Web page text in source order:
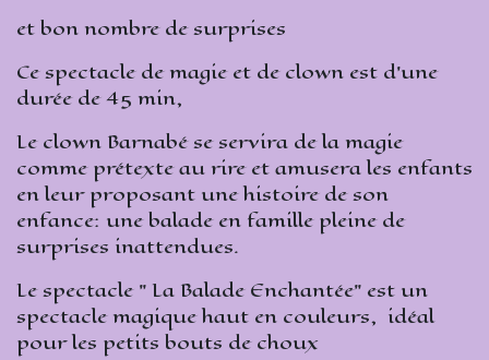
et bon nombre de surprises
Ce spectacle de magie et de clown est d’une
durée de 45 min,
Le clown Barnabé se servira de la magie
comme prétexte au rire et amusera les enfants
en leur proposant une histoire de son
enfance: une balade en famille pleine de
surprises inattendues.
Le spectacle " La Balade Enchantée" est un
spectacle magique haut en couleurs, idéal
pour les petits bouts de choux